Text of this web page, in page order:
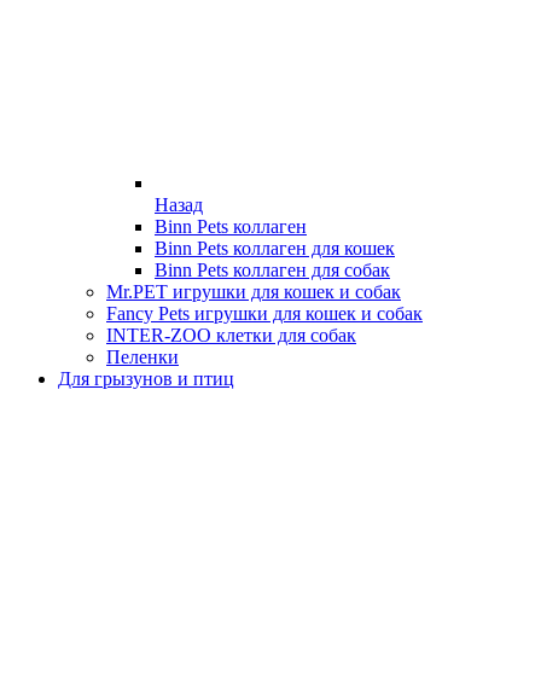
Назад
Binn Pets коллаген
Binn Pets коллаген для кошек
Binn Pets коллаген для собак
Mr.PET игрушки для кошек и собак
Fancy Pets игрушки для кошек и собак
INTER-ZOO клетки для собак
Пеленки
Для грызунов и птиц